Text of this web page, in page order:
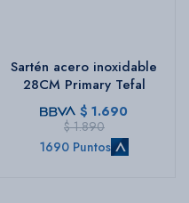
Sartén acero inoxidable
28CM Primary Tefal
$ 1.690
$ 1.890
1690 Puntos